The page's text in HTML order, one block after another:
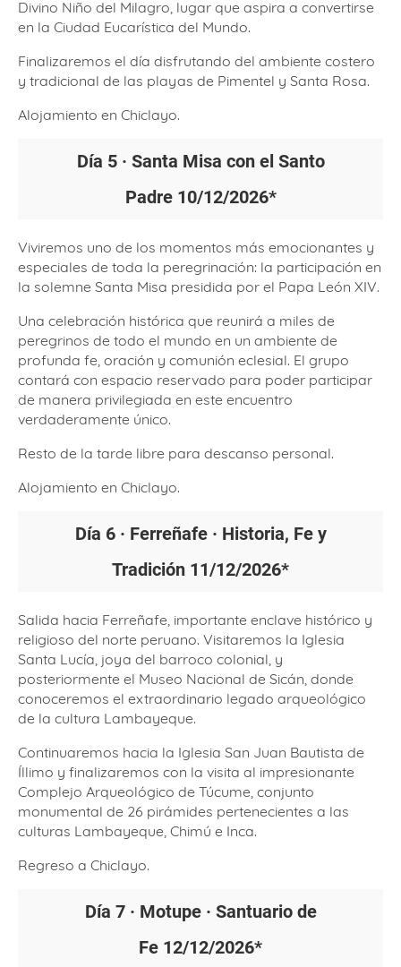
Divino Niño del Milagro, lugar que aspira a convertirse
en la Ciudad Eucarística del Mundo.
Finalizaremos el día disfrutando del ambiente costero
y tradicional de las playas de Pimentel y Santa Rosa.
Alojamiento en Chiclayo.
Día 5 · Santa Misa con el Santo
Padre10/12/2026*
Viviremos uno de los momentos más emocionantes y
especiales de toda la peregrinación: la participación en
la solemne Santa Misa presidida por el Papa León XIV.
Una celebración histórica que reunirá a miles de
peregrinos de todo el mundo en un ambiente de
profunda fe, oración y comunión eclesial. El grupo
contará con espacio reservado para poder participar
de manera privilegiada en este encuentro
verdaderamente único.
Resto de la tarde libre para descanso personal.
Alojamiento en Chiclayo.
Día 6 · Ferreñafe · Historia, Fe y
Tradición 11/12/2026*
Salida hacia Ferreñafe, importante enclave histórico y
religioso del norte peruano. Visitaremos la Iglesia
Santa Lucía, joya del barroco colonial, y
posteriormente el Museo Nacional de Sicán, donde
conoceremos el extraordinario legado arqueológico
de la cultura Lambayeque.
Continuaremos hacia la Iglesia San Juan Bautista de
Íllimo y finalizaremos con la visita al impresionante
Complejo Arqueológico de Túcume, conjunto
monumental de 26 pirámides pertenecientes a las
culturas Lambayeque, Chimú e Inca.
Regreso a Chiclayo.
Día 7 · Motupe · Santuario de
Fe 12/12/2026*